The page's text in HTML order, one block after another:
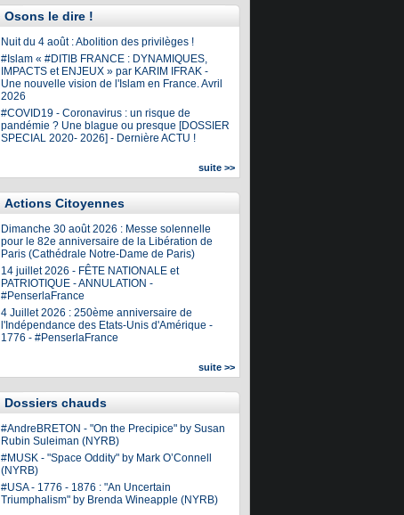
Osons le dire !
Nuit du 4 août : Abolition des privilèges !
#Islam « #DITIB FRANCE : DYNAMIQUES,
IMPACTS et ENJEUX » par KARIM IFRAK -
Une nouvelle vision de l'Islam en France. Avril
2026
#COVID19 - Coronavirus : un risque de
pandémie ? Une blague ou presque [DOSSIER
SPECIAL 2020- 2026] - Dernière ACTU !
suite >>
Actions Citoyennes
Dimanche 30 août 2026 : Messe solennelle
pour le 82e anniversaire de la Libération de
Paris (Cathédrale Notre-Dame de Paris)
14 juillet 2026 - FÊTE NATIONALE et
PATRIOTIQUE - ANNULATION -
#PenserlaFrance
4 Juillet 2026 : 250ème anniversaire de
l'Indépendance des Etats-Unis d'Amérique -
1776 - #PenserlaFrance
suite >>
Dossiers chauds
#AndreBRETON - "On the Precipice" by Susan
Rubin Suleiman (NYRB)
#MUSK - "Space Oddity" by Mark O’Connell
(NYRB)
#USA - 1776 - 1876 : "An Uncertain
Triumphalism" by Brenda Wineapple (NYRB)